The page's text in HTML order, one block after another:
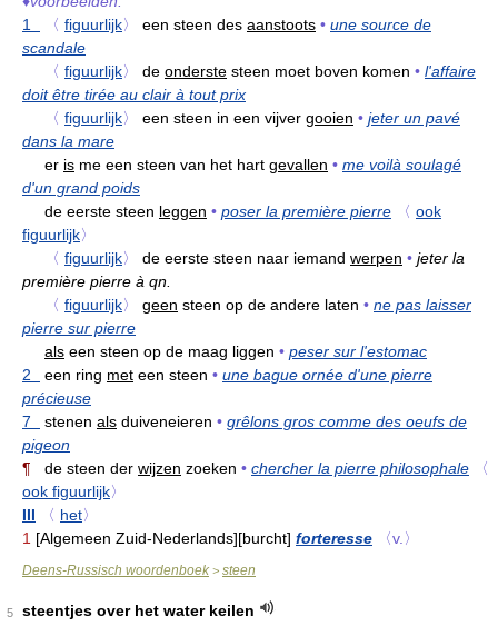
1
〈 figuurlijk〉 een steen des aanstoots • une source de
scandale
〈 figuurlijk〉 de onderste steen moet boven komen • l'affaire
doit être tirée au clair à tout prix
〈 figuurlijk〉 een steen in een vijver gooien • jeter un pavé
dans la mare
er is me een steen van het hart gevallen • me voilà soulagé
d'un grand poids
de eerste steen leggen • poser la première pierre 〈 ook
figuurlijk〉
〈 figuurlijk〉 de eerste steen naar iemand werpen • jeter la
première pierre à qn.
〈 figuurlijk〉 geen steen op de andere laten • ne pas laisser
pierre sur pierre
als een steen op de maag liggen • peser sur l'estomac
2
een ring met een steen • une bague ornée d'une pierre
précieuse
7
stenen als duiveneieren • grêlons gros comme des oeufs de
pigeon
¶ de steen der wijzen zoeken • chercher la pierre philosophale
〈
ook figuurlijk〉
III
〈 het〉
1 [Algemeen Zuid-Nederlands][burcht] forteresse 〈v.〉
Deens-Russisch woordenboek > steen
5
steentjes over het water keilen